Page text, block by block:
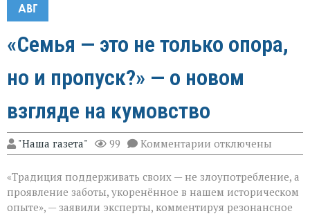
АВГ
«Семья — это не только опора,
но и пропуск?» — о новом
взгляде на кумовство
"Наша газета" 99 Комментарии к
записи
не
только
отключены
«Традиция поддерживать своих — не злоупотребление, а
проявление заботы, укоренённое в нашем историческом
опыте», — заявили эксперты, комментируя резонансное